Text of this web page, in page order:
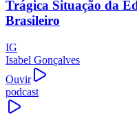
Trágica Situação da
Brasileiro
IG
Isabel Gonçalves
Ouvir
podcast